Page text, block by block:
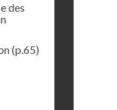
des
(p.65)